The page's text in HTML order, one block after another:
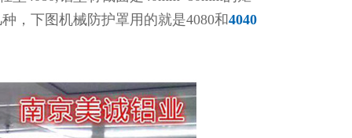
，下图机械防护罩用的就是4080和4040